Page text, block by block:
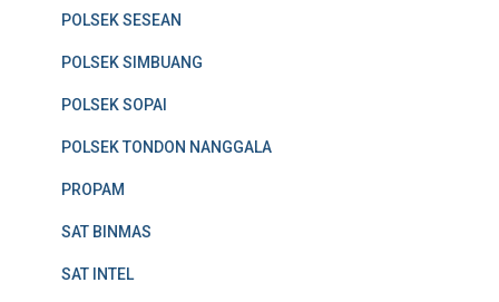
POLSEK SESEAN
POLSEK SIMBUANG
POLSEK SOPAI
POLSEK TONDON NANGGALA
PROPAM
SAT BINMAS
SAT INTEL